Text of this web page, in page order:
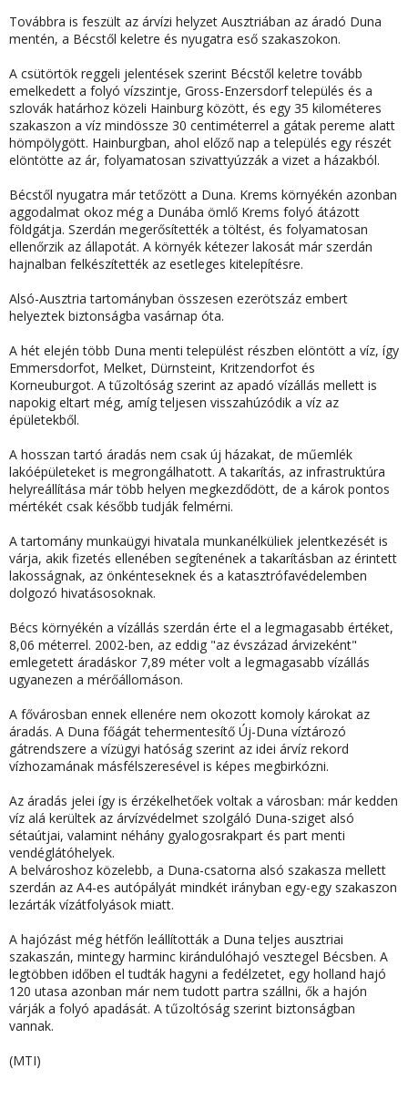
Továbbra is feszült az árvízi helyzet Ausztriában az áradó Duna
mentén, a Bécstől keletre és nyugatra eső szakaszokon.
A csütörtök reggeli jelentések szerint Bécstől keletre tovább
emelkedett a folyó vízszintje, Gross-Enzersdorf település és a
szlovák határhoz közeli Hainburg között, és egy 35 kilométeres
szakaszon a víz mindössze 30 centiméterrel a gátak pereme alatt
hömpölygött. Hainburgban, ahol előző nap a település egy részét
elöntötte az ár, folyamatosan szivattyúzzák a vizet a házakból.
Bécstől nyugatra már tetőzött a Duna. Krems környékén azonban
aggodalmat okoz még a Dunába ömlő Krems folyó átázott
földgátja. Szerdán megerősítették a töltést, és folyamatosan
ellenőrzik az állapotát. A környék kétezer lakosát már szerdán
hajnalban felkészítették az esetleges kitelepítésre.
Alsó-Ausztria tartományban összesen ezerötszáz embert
helyeztek biztonságba vasárnap óta.
A hét elején több Duna menti települést részben elöntött a víz, így
Emmersdorfot, Melket, Dürnsteint, Kritzendorfot és
Korneuburgot. A tűzoltóság szerint az apadó vízállás mellett is
napokig eltart még, amíg teljesen visszahúzódik a víz az
épületekből.
A hosszan tartó áradás nem csak új házakat, de műemlék
lakóépületeket is megrongálhatott. A takarítás, az infrastruktúra
helyreállítása már több helyen megkezdődött, de a károk pontos
mértékét csak később tudják felmérni.
A tartomány munkaügyi hivatala munkanélküliek jelentkezését is
várja, akik fizetés ellenében segítenének a takarításban az érintett
lakosságnak, az önkénteseknek és a katasztrófavédelemben
dolgozó hivatásosoknak.
Bécs környékén a vízállás szerdán érte el a legmagasabb értéket,
8,06 méterrel. 2002-ben, az eddig "az évszázad árvizeként"
emlegetett áradáskor 7,89 méter volt a legmagasabb vízállás
ugyanezen a mérőállomáson.
A fővárosban ennek ellenére nem okozott komoly károkat az
áradás. A Duna főágát tehermentesítő Új-Duna víztározó
gátrendszere a vízügyi hatóság szerint az idei árvíz rekord
vízhozamának másfélszeresével is képes megbirkózni.
Az áradás jelei így is érzékelhetőek voltak a városban: már kedden
víz alá kerültek az árvízvédelmet szolgáló Duna-sziget alsó
sétaútjai, valamint néhány gyalogosrakpart és part menti
vendéglátóhelyek.
A belvároshoz közelebb, a Duna-csatorna alsó szakasza mellett
szerdán az A4-es autópályát mindkét irányban egy-egy szakaszon
lezárták vízátfolyások miatt.
A hajózást még hétfőn leállították a Duna teljes ausztriai
szakaszán, mintegy harminc kirándulóhajó vesztegel Bécsben. A
legtöbben időben el tudták hagyni a fedélzetet, egy holland hajó
120 utasa azonban már nem tudott partra szállni, ők a hajón
várják a folyó apadását. A tűzoltóság szerint biztonságban
vannak.
(MTI)